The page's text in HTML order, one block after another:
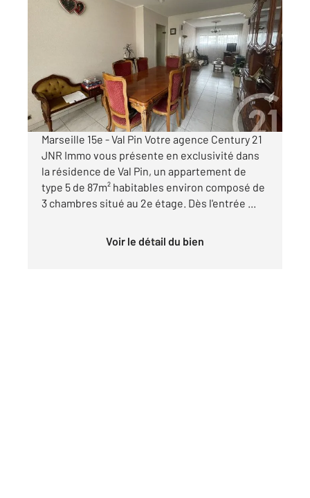
MARSEILLE 13015
2, 4 pièces
Appartement T4 à vendre
89 900 €
Visiter le site dédié
Marseille 15e - Val Pin Votre agence Century 21
JNR Immo vous présente en exclusivité dans
la résidence de Val Pin, un appartement de
type 5 de 87m² habitables environ composé de
3 chambres situé au 2e étage. Dès l'entrée ...
Voir le détail du bien